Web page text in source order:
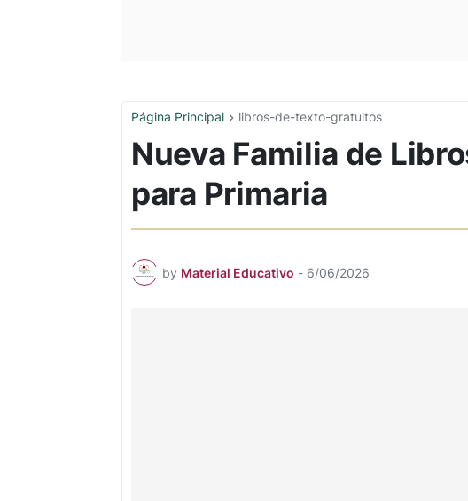
Página Principal libros-de-texto-gratuitos
Nueva Familia de
para Primaria
by Material Educativo - 6/06/2026